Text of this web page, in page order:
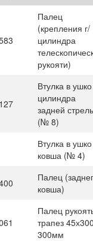
Палец
(крепления г/
цилиндра
рукояти)
Втулка в ушко
цилиндра
задней
(№ 8)
Втулка в ушко
ковша (№ 4)
Палец
ковша)
Палец
трапез
300мм